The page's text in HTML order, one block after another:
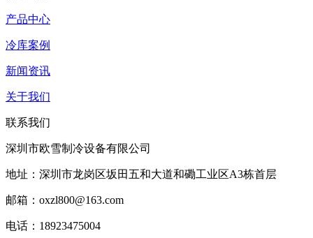
产品中心
冷库案例
新闻资讯
关于我们
联系我们
深圳市欧雪制冷设备有限公司
地址：深圳市龙岗区坂田五和大道和磡工业区A3栋首层
邮箱：oxzl800@163.com
电话：18923475004